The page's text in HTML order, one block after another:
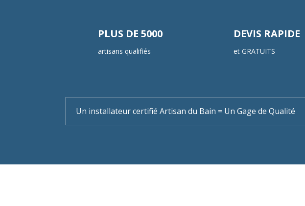
PLUS DE 5000
artisans qualifiés
DEVIS RAPIDE
et GRATUITS
Un installateur certifié Artisan du Bain = Un Gage de Qualité